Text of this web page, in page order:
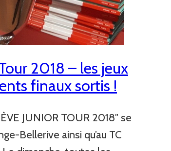
2018 – les jeux
finaux sortis !
JUNIOR TOUR 2018″ se
Bellerive ainsi qu’au TC